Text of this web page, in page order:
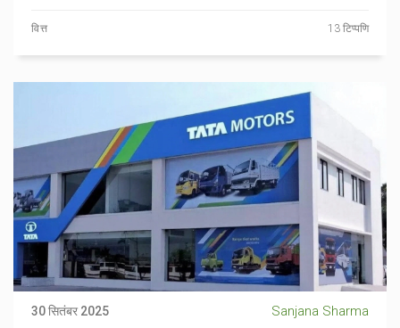
वित्त 13 टिप्पणि
30 सितंबर 2025 Sanjana Sharma